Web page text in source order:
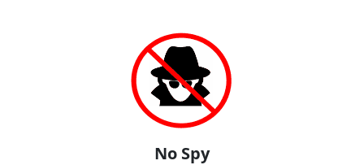
No Spy